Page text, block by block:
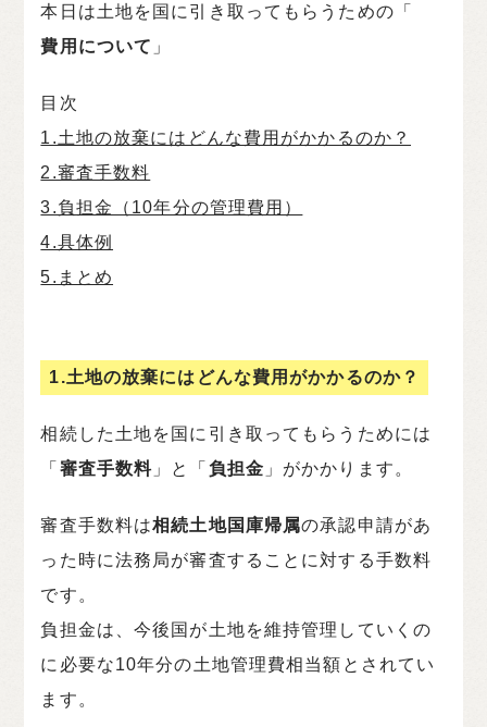
本日は土地を国に引き取ってもらうための「
費用について 」
目次
1.土地の放棄にはどんな費用がかかるのか？
2.審査手数料
3.負担金（10年分の管理費用）
4.具体例
5.まとめ
1.土地の放棄にはどんな費用がかかるのか？
相続した土地を国に引き取ってもらうためには
「 審査手数料 」と「 負担金 」がかかります。
審査手数料は相続土地国庫帰属の承認申請があ
った時に法務局が審査することに対する手数料
です。
負担金は、今後国が土地を維持管理していくの
に必要な10年分の土地管理費相当額とされてい
ます。